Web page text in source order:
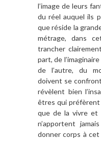
l’image de leurs
du réel auquel ils
que réside la
métrage, dans
trancher
part, de
de l’autre, du
doivent se
révèlent bien
êtres qui
que de la vivre et
n’apportent
donner corps à